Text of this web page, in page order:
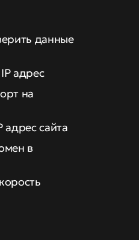
данные
адрес
на
адрес сайта
в